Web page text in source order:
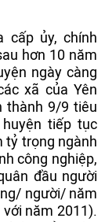
cấp ủy, chính
hơn 10 năm
ngày càng
xã của Yên
thành 9/9 tiêu
tiếp tục
tỷ trọng ngành
công nghiệp,
đầu người
người/ năm
năm 2011).